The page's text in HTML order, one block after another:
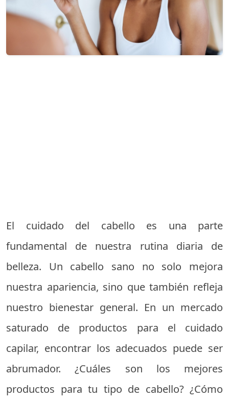
El cuidado del cabello es una parte
fundamental de nuestra rutina diaria de
belleza. Un cabello sano no solo mejora
nuestra apariencia, sino que también refleja
nuestro bienestar general. En un mercado
saturado de productos para el cuidado
capilar, encontrar los adecuados puede ser
abrumador. ¿Cuáles son los mejores
productos para tu tipo de cabello? ¿Cómo